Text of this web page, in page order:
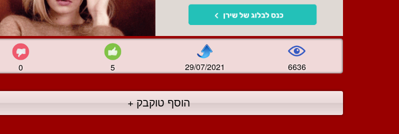
0 5 29/07/2021 6636
הוסף טוקבק +